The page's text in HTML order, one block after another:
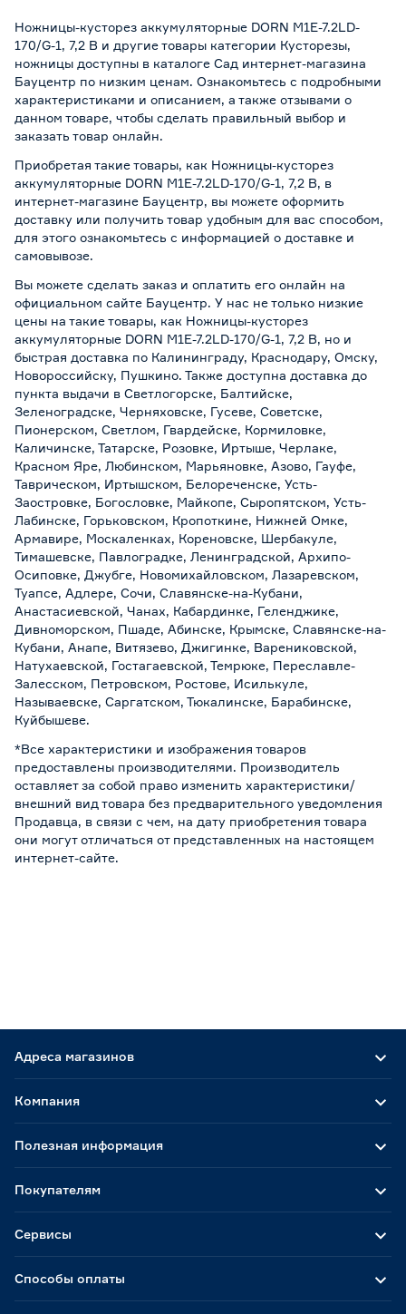
Ножницы-кусторез аккумуляторные DORN M1E-7.2LD-
170/G-1, 7,2 В и другие товары категории Кусторезы,
ножницы доступны в каталоге Сад интернет-магазина
Бауцентр по низким ценам. Ознакомьтесь с подробными
характеристиками и описанием, а также отзывами о
данном товаре, чтобы сделать правильный выбор и
заказать товар онлайн.
Приобретая такие товары, как Ножницы-кусторез
аккумуляторные DORN M1E-7.2LD-170/G-1, 7,2 В, в
интернет-магазине Бауцентр, вы можете оформить
доставку или получить товар удобным для вас способом,
для этого ознакомьтесь с информацией о доставке и
самовывозе.
Вы можете сделать заказ и оплатить его онлайн на
официальном сайте Бауцентр. У нас не только низкие
цены на такие товары, как Ножницы-кусторез
аккумуляторные DORN M1E-7.2LD-170/G-1, 7,2 В, но и
быстрая доставка по Калининграду, Краснодару, Омску,
Новороссийску, Пушкино. Также доступна доставка до
пункта выдачи в Светлогорске, Балтийске,
Зеленоградске, Черняховске, Гусеве, Советске,
Пионерском, Светлом, Гвардейске, Кормиловке,
Каличинске, Татарске, Розовке, Иртыше, Черлаке,
Красном Яре, Любинском, Марьяновке, Азово, Гауфе,
Таврическом, Иртышском, Белореченске, Усть-
Заостровке, Богословке, Майкопе, Сыропятском, Усть-
Лабинске, Горьковском, Кропоткине, Нижней Омке,
Армавире, Москаленках, Кореновске, Шербакуле,
Тимашевске, Павлоградке, Ленинградской, Архипо-
Осиповке, Джубге, Новомихайловском, Лазаревском,
Туапсе, Адлере, Сочи, Славянске-на-Кубани,
Анастасиевской, Чанах, Кабардинке, Геленджике,
Дивноморском, Пшаде, Абинске, Крымске, Славянске-на-
Кубани, Анапе, Витязево, Джигинке, Варениковской,
Натухаевской, Гостагаевской, Темрюке, Переславле-
Залесском, Петровском, Ростове, Исилькуле,
Называевске, Саргатском, Тюкалинске, Барабинске,
Куйбышеве.
*Все характеристики и изображения товаров
предоставлены производителями. Производитель
оставляет за собой право изменить характеристики/
внешний вид товара без предварительного уведомления
Продавца, в связи с чем, на дату приобретения товара
они могут отличаться от представленных на настоящем
интернет-сайте.
Адреса магазинов
Способы оплаты
Компания
Полезная информация
Покупателям
Сервисы